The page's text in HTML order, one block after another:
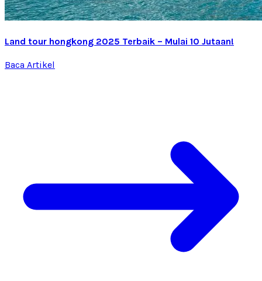
Land tour hongkong 2025 Terbaik – Mulai 10 Jutaan!
Baca Artikel